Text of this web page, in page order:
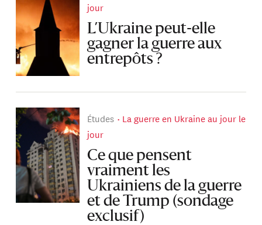
jour
L’Ukraine peut-elle
gagner la guerre aux
entrepôts ?
Études
La guerre en Ukraine au jour le
jour
Ce que pensent
vraiment les
Ukrainiens de la guerre
et de Trump (sondage
exclusif)